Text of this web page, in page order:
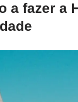
a fazer a